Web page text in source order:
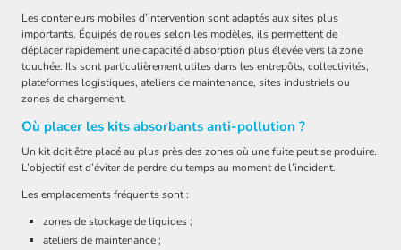
Les conteneurs mobiles d’intervention sont adaptés aux sites plus
importants. Équipés de roues selon les modèles, ils permettent de
déplacer rapidement une capacité d’absorption plus élevée vers la zone
touchée. Ils sont particulièrement utiles dans les entrepôts, collectivités,
plateformes logistiques, ateliers de maintenance, sites industriels ou
zones de chargement.
Où placer les kits absorbants anti-pollution ?
Un kit doit être placé au plus près des zones où une fuite peut se produire.
L’objectif est d’éviter de perdre du temps au moment de l’incident.
Les emplacements fréquents sont :
zones de stockage de liquides ;
ateliers de maintenance ;